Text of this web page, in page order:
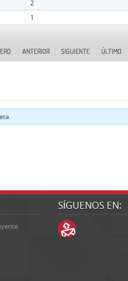
2
1
ANTERIOR SIGUIENTE ÚLTIMO
SÍGUENOS EN: